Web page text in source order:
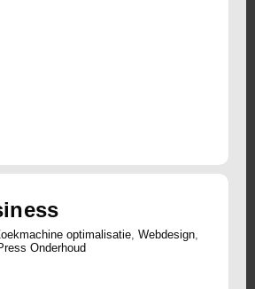
optimalisatie, Webdesign,
Onderhoud